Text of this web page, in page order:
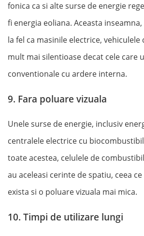
fonica ca si alte surse de energie
fi energia eoliana. Aceasta
la fel ca masinile electrice,
mult mai silentioase decat cele care
conventionale cu ardere interna.
9. Fara poluare vizuala
Unele surse de energie, inclusiv
centralele electrice cu
toate acestea, celulele de
au aceleasi cerinte de spatiu, ceea
exista si o poluare vizuala mai mica.
10. Timpi de utilizare lungi